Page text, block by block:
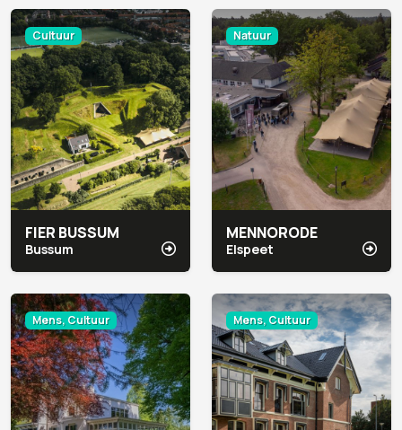
Cultuur
FIER BUSSUM
Bussum
Natuur
MENNORODE
Elspeet
Mens, Cultuur Mens, Cultuur